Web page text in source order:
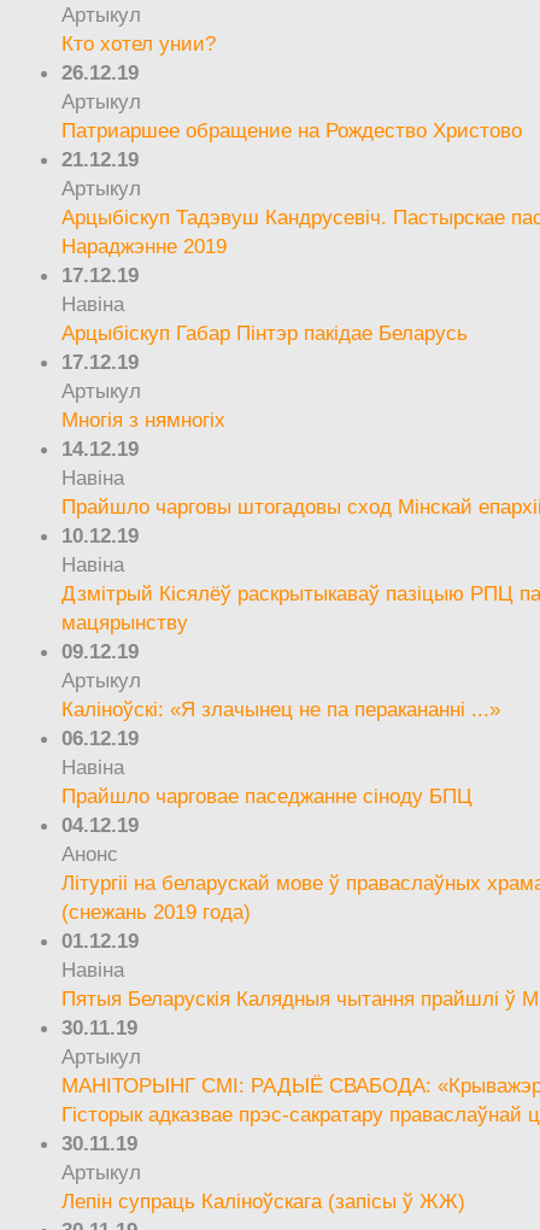
Артыкул
Кто хотел унии?
26.12.19
Артыкул
Патриаршее обращение на Рождество Христово
21.12.19
Артыкул
Арцыбіскуп Тадэвуш Кандрусевіч. Пастырскае
Нараджэнне 2019
17.12.19
Навіна
Арцыбіскуп Габар Пінтэр пакідае Беларусь
17.12.19
Артыкул
Многія з нямногіх
14.12.19
Навіна
Прайшло чарговы штогадовы сход Мінскай
10.12.19
Навіна
Дзмітрый Кісялёў раскрытыкаваў пазіцыю РПЦ
мацярынству
09.12.19
Артыкул
Каліноўскі: «Я злачынец не па перакананні ...»
06.12.19
Навіна
Прайшло чарговае паседжанне сіноду БПЦ
04.12.19
Анонс
Літургіі на беларускай мове ў праваслаўных
(снежань 2019 года)
01.12.19
Навіна
Пятыя Беларускія Калядныя чытання прайшлі ў
30.11.19
Артыкул
МАНІТОРЫНГ СМІ: РАДЫЁ СВАБОДА:
Гісторык адказвае прэс-сакратару праваслаўнай
30.11.19
Артыкул
Лепін супраць Каліноўскага (запісы ў ЖЖ)